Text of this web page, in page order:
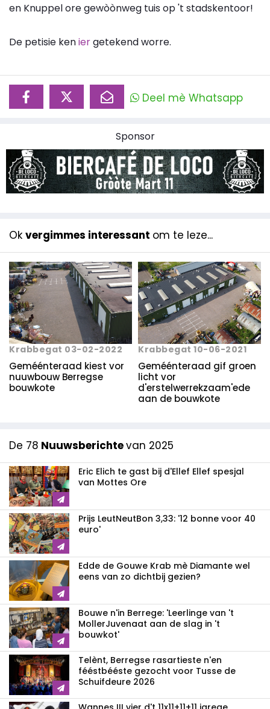
en Knuppel ore gewòònweg tuis op 't stadskentoor!
De petisie keniergetekend worre.
Deel mè Whatsapp
Sponsor
Ok vergimmes interessant om te leze...
Krabbegat 03-02-2022
Geméénteraad kiest vor
nuuwbouw Berregse
bouwkote
Krabbegat 10-06-2021
Geméénteraad gif groen
licht vor
d'erstelwerrekzaam'ede
aan de bouwkote
De 78 Nuuwsberichtevan 2025
Eric Elich te gast bij d'Ellef Ellef spesjal
van Mottes Ore
Prijs LeutNeutBon 3,33: '12 bonne voor 40
euro'
Edde de Gouwe Krab mè Diamante wel
eens van zo dichtbij gezien?
Bouwe n'in Berrege: 'Leerlinge van 't
MollerJuvenaat aan de slag in 't
bouwkot'
Telènt, Berregse rasartieste n'en
fééstbééste gezocht voor Tusse de
Schuifdeure 2026